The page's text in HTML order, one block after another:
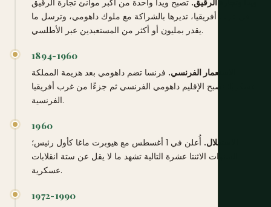
ويدا وتجارة الرقيق. تصبح ويدا واحدة من أكبر موانئ تجارة الرقيق
في غرب أفريقيا، تديرها بالشراكة مع ملوك داهومي، وترسل ما
يقدر بمليون أو أكثر من المستعبدين عبر الأطلسي.
1894-1960
الاستعمار الفرنسي. فرنسا تضم داهومي بعد هزيمة المملكة
عسكريًا؛ تصبح الإقليم داهومي الفرنسي ثم جزءًا من غرب أفريقيا
الفرنسية.
1960
الاستقلال.
أُعلن في 1 أغسطس مع هيوبرت ماغا كأول رئيس؛
السنوات الاثنتا عشرة التالية تشهد ما لا يقل عن ستة انقلابات
عسكرية.
1972-1990